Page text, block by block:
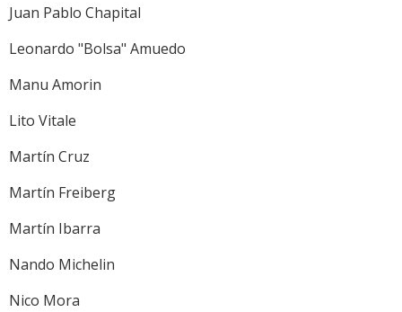
Juan Pablo Chapital
Leonardo "Bolsa" Amuedo
Manu Amorin
Lito Vitale
Martín Cruz
Martín Freiberg
Martín Ibarra
Nando Michelin
Nico Mora